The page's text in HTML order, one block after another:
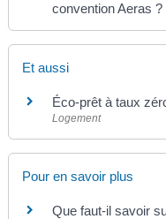
convention Aeras ?
Et aussi
Éco-prêt à taux
Logement
Pour en savoir plus
Que faut-il savoir